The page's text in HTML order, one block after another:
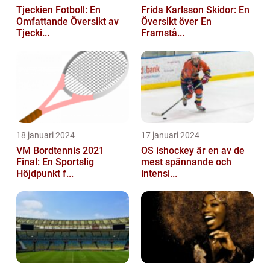
Tjeckien Fotboll: En
Omfattande Översikt av
Tjecki...
Frida Karlsson Skidor: En
Översikt över En
Framstå...
18 januari 2024
VM Bordtennis 2021
Final: En Sportslig
Höjdpunkt f...
17 januari 2024
OS ishockey är en av de
mest spännande och
intensi...